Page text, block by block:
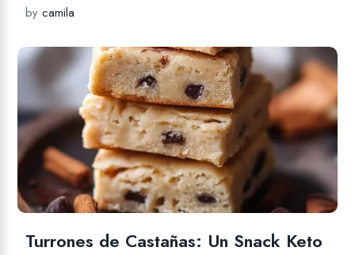
bycamila
Turrones de Castañas: Un Snack Keto